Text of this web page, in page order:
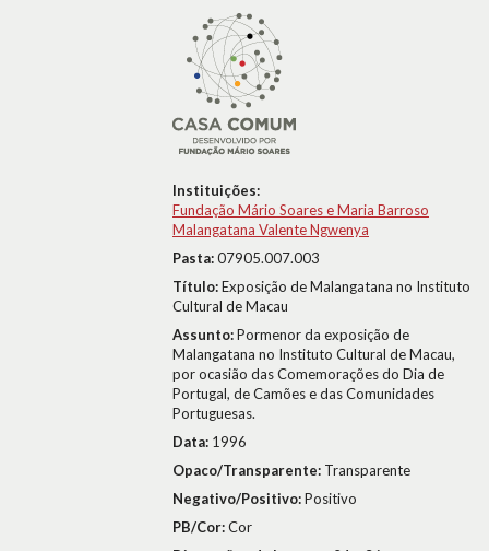
Instituições:
Fundação Mário Soares e Maria Barroso
Malangatana Valente Ngwenya
Pasta:07905.007.003
Título:Exposição de Malangatana no Instituto
Cultural de Macau
Assunto:Pormenor da exposição de
Malangatana no Instituto Cultural de Macau,
por ocasião das Comemorações do Dia de
Portugal, de Camões e das Comunidades
Portuguesas.
Data: 1996
Opaco/Transparente: Transparente
Negativo/Positivo:Positivo
PB/Cor:Cor